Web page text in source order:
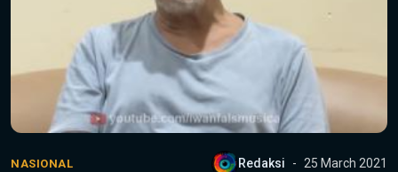
NASIONAL Redaksi 25 March 2021